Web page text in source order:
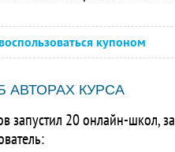
купоном
АВТОРАХ КУРСА
запустил 20 онлайн-школ,